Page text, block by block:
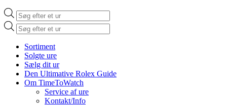
Products
search
Products
search
Sortiment
Solgte ure
Sælg dit ur
Den Ultimative Rolex Guide
Om TimeToWatch
Service af ure
Kontakt/Info